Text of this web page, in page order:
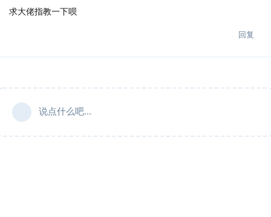
求大佬指教一下呗
回复
说点什么吧...